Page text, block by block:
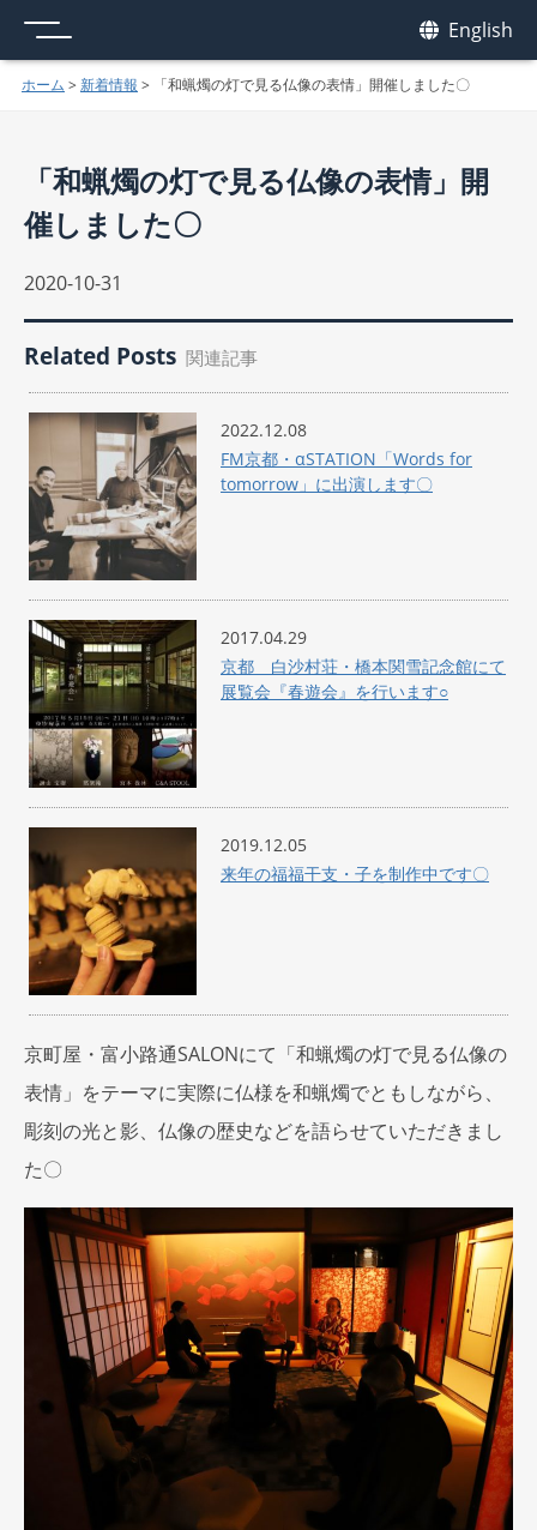
English
ホーム > 新着情報 > 「和蝋燭の灯で見る仏像の表情」開催しました〇
「和蝋燭の灯で見る仏像の表情」開
催しました〇
2020-10-31
Related Posts 関連記事
2022.12.08
FM京都・αSTATION「Words for
tomorrow」に出演します〇
2017.04.29
京都 白沙村荘・橋本関雪記念館にて
展覧会『春遊会』を行います○
2019.12.05
来年の福福干支・子を制作中です〇
京町屋・富小路通SALONにて「和蝋燭の灯で見る仏像の
表情」をテーマに実際に仏様を和蝋燭でともしながら、
彫刻の光と影、仏像の歴史などを語らせていただきまし
た〇